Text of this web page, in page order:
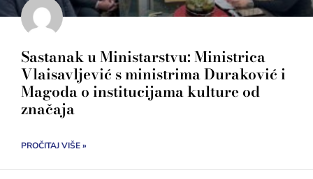
Sastanak u Ministarstvu: Ministrica
Vlaisavljević s ministrima Duraković i
Magoda o institucijama kulture od
značaja
PROČITAJ VIŠE »